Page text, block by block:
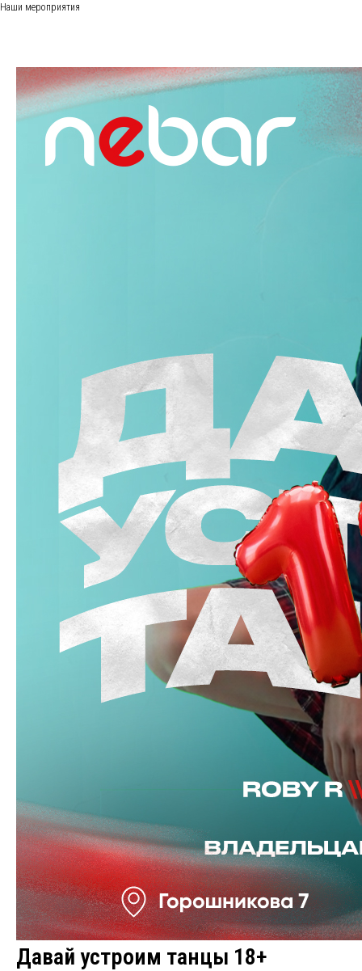
Наши мероприятия
Давай устроим танцы 18+